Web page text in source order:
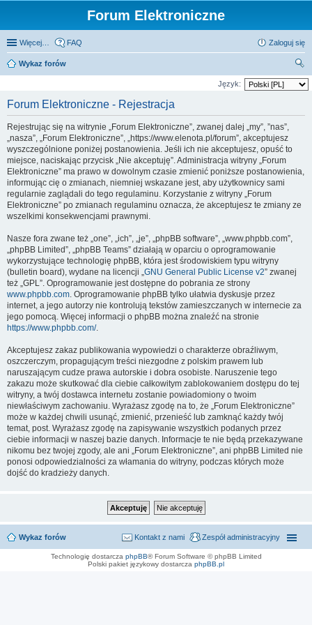
Forum Elektroniczne
Więcej… FAQ Zaloguj się
Wykaz forów
zu
Język:
Forum Elektroniczne - Rejestracja
Rejestrując się na witrynie „Forum Elektroniczne”, zwanej dalej „my”, ”nas”,
„nasza”, „Forum Elektroniczne”, „https://www.elenota.pl/forum”, akceptujesz
wyszczególnione poniżej postanowienia. Jeśli ich nie akceptujesz, opuść to
miejsce, naciskając przycisk „Nie akceptuję”. Administracja witryny „Forum
Elektroniczne” ma prawo w dowolnym czasie zmienić poniższe postanowienia,
informując cię o zmianach, niemniej wskazane jest, aby użytkownicy sami
regularnie zaglądali do tego regulaminu. Korzystanie z witryny „Forum
Elektroniczne” po zmianach regulaminu oznacza, że akceptujesz te zmiany ze
wszelkimi konsekwencjami prawnymi.
Nasze fora zwane też „one”, „ich”, „je”, „phpBB software”, „www.phpbb.com”,
„phpBB Limited”, „phpBB Teams” działają w oparciu o oprogramowanie
wykorzystujące technologię phpBB, która jest środowiskiem typu witryny
(bulletin board), wydane na licencji „GNU General Public License v2” zwanej
też „GPL”. Oprogramowanie jest dostępne do pobrania ze strony
www.phpbb.com. Oprogramowanie phpBB tylko ułatwia dyskusje przez
internet, a jego autorzy nie kontrolują tekstów zamieszczanych w internecie za
jego pomocą. Więcej informacji o phpBB można znaleźć na stronie
https://www.phpbb.com/.
Akceptujesz zakaz publikowania wypowiedzi o charakterze obraźliwym,
oszczerczym, propagującym treści niezgodne z polskim prawem lub
naruszającym cudze prawa autorskie i dobra osobiste. Naruszenie tego
zakazu może skutkować dla ciebie całkowitym zablokowaniem dostępu do tej
witryny, a twój dostawca internetu zostanie powiadomiony o twoim
niewłaściwym zachowaniu. Wyrażasz zgodę na to, że „Forum Elektroniczne”
może w każdej chwili usunąć, zmienić, przenieść lub zamknąć każdy twój
temat, post. Wyrażasz zgodę na zapisywanie wszystkich podanych przez
ciebie informacji w naszej bazie danych. Informacje te nie będą przekazywane
nikomu bez twojej zgody, ale ani „Forum Elektroniczne”, ani phpBB Limited nie
ponosi odpowiedzialności za włamania do witryny, podczas których może
dojść do kradzieży danych.
Wykaz forów Zespół administracyjny
Kontakt z nami
Technologię dostarcza phpBB® Forum Software © phpBB Limited
Polski pakiet językowy dostarcza phpBB.pl